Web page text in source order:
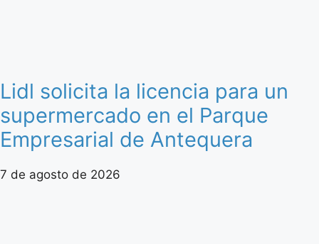
Lidl solicita la licencia para un
supermercado en el Parque
Empresarial de Antequera
7 de agosto de 2026